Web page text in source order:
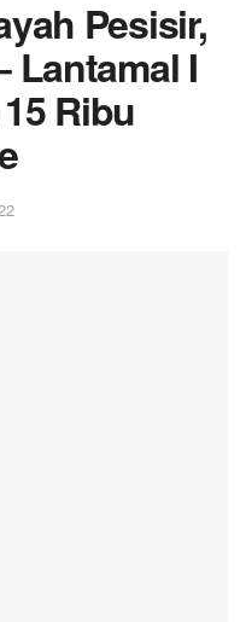
Pesisir,
Lantamal I
Ribu